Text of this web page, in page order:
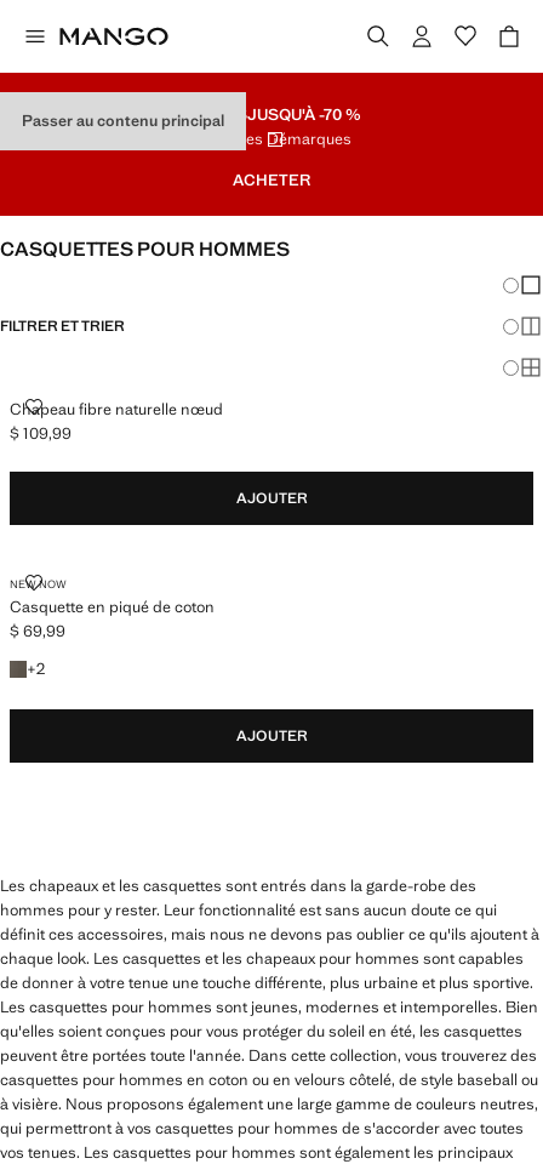
Passer au contenu principal
SOLDESJUSQU'À -70 %
Dernières Démarques
ACHETER
CASQUETTES POUR HOMMES
FILTRER ET TRIER
Chapeau fibre naturelle nœud
CHAPEAU FIBRE NATURELLE NŒUD
Prix actuel [$ 109,99 ]
$ 109,99
AJOUTER
NEW NOW
Casquette en piqué de coton
CASQUETTE EN PIQUÉ DE COTON
Prix actuel [$ 69,99 ]
$ 69,99
+2
+2 couleurs
AJOUTER
Les chapeaux et les casquettes sont entrés dans la garde-robe des
hommes pour y rester. Leur fonctionnalité est sans aucun doute ce qui
définit ces accessoires, mais nous ne devons pas oublier ce qu'ils ajoutent à
chaque look. Les casquettes et les chapeaux pour hommes sont capables
de donner à votre tenue une touche différente, plus urbaine et plus sportive.
Les casquettes pour hommes sont jeunes, modernes et intemporelles. Bien
qu'elles soient conçues pour vous protéger du soleil en été, les casquettes
peuvent être portées toute l'année. Dans cette collection, vous trouverez des
casquettes pour hommes en coton ou en velours côtelé, de style baseball ou
à visière. Nous proposons également une large gamme de couleurs neutres,
qui permettront à vos casquettes pour hommes de s'accorder avec toutes
vos tenues. Les casquettes pour hommes sont également les principaux